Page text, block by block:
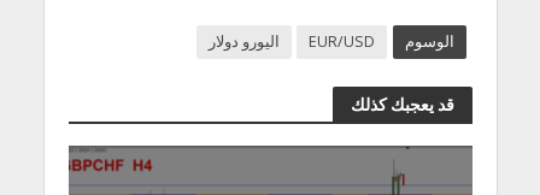
الوسوم EUR/USD اليورو دولار
قد يعجبك كذلك